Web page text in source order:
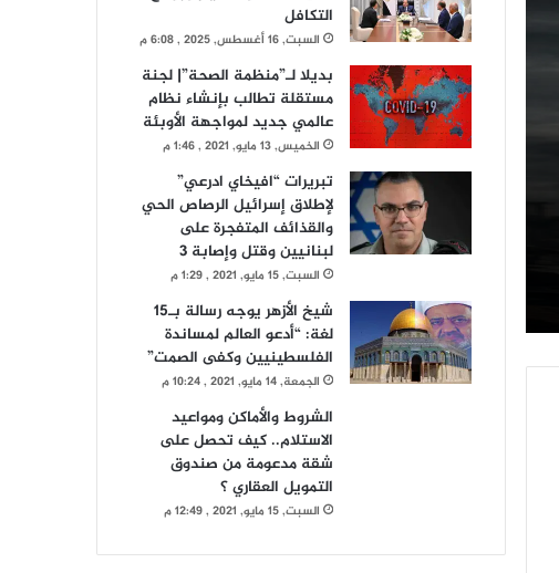
التكافل
السبت, 16 أغسطس, 2025 , 6:08 م
بديلا لـ”منظمة الصحة”| لجنة
مستقلة تطالب بإنشاء نظام
عالمي جديد لمواجهة الأوبئة
الخميس, 13 مايو, 2021 , 1:46 م
تبريرات “افيخاي ادرعي”
لإطلاق إسرائيل الرصاص الحي
والقذائف المتفجرة على
لبنانيين وقتل وإصابة 3
السبت, 15 مايو, 2021 , 1:29 م
شيخ الأزهر يوجه رسالة بـ15
لغة: “أدعو العالم لمساندة
الفلسطينيين وكفى الصمت”
الجمعة, 14 مايو, 2021 , 10:24 م
الشروط والأماكن ومواعيد
الاستلام.. كيف تحصل على
شقة مدعومة من صندوق
التمويل العقاري ؟
السبت, 15 مايو, 2021 , 12:49 م